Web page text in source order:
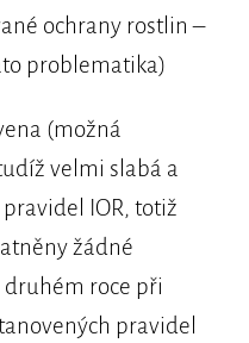
ochrany rostlin –
problematika)
(možná
velmi slabá a
IOR, totiž
žádné
druhém roce při
pravidel